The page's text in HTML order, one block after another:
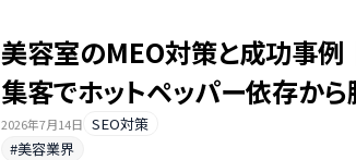
美容室のMEO対策と成功事
集客でホットペッパー依存か
2026年7月14日 SEO対策
#美容業界